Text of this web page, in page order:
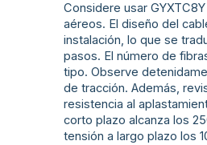
Considere usar
aéreos. El diseño del
instalación, lo que se
pasos. El número de
tipo. Observe
de tracción. Además,
resistencia al
corto plazo alcanza los
tensión a largo plazo los